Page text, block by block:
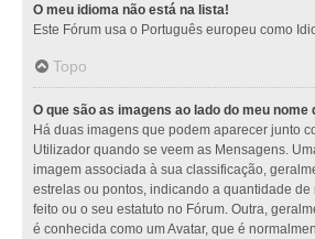
O meu idioma não está na lista!
Este Fórum usa o Português europeu como
Topo
O que são as imagens ao lado do meu nome
Há duas imagens que podem aparecer junto
Utilizador quando se veem as Mensagens.
imagem associada à sua classificação,
estrelas ou pontos, indicando a quantidade
feito ou o seu estatuto no Fórum. Outra,
é conhecida como um Avatar, que é